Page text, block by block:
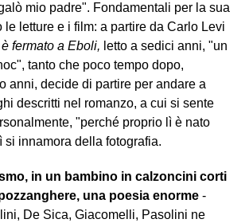
mio padre". Fondamentali per la sua
le letture e i film: a partire da Carlo Levi
fermato a Eboli, letto a sedici anni, "un
tanto che poco tempo dopo,
anni, decide di partire per andare a
descritti nel romanzo, a cui si sente
"perché proprio lì è nato
si innamora della fotografia.
in un bambino in calzoncini corti
una poesia enorme -
De Sica, Giacomelli, Pasolini ne